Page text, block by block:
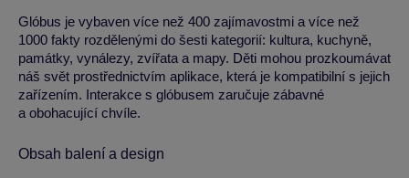
Glóbus je vybaven více než 400 zajímavostmi a více než
1000 fakty rozdělenými do šesti kategorií: kultura, kuchyně,
památky, vynálezy, zvířata a mapy. Děti mohou prozkoumávat
náš svět prostřednictvím aplikace, která je kompatibilní s jejich
zařízením. Interakce s glóbusem zaručuje zábavné
a obohacující chvíle.
Obsah balení a design